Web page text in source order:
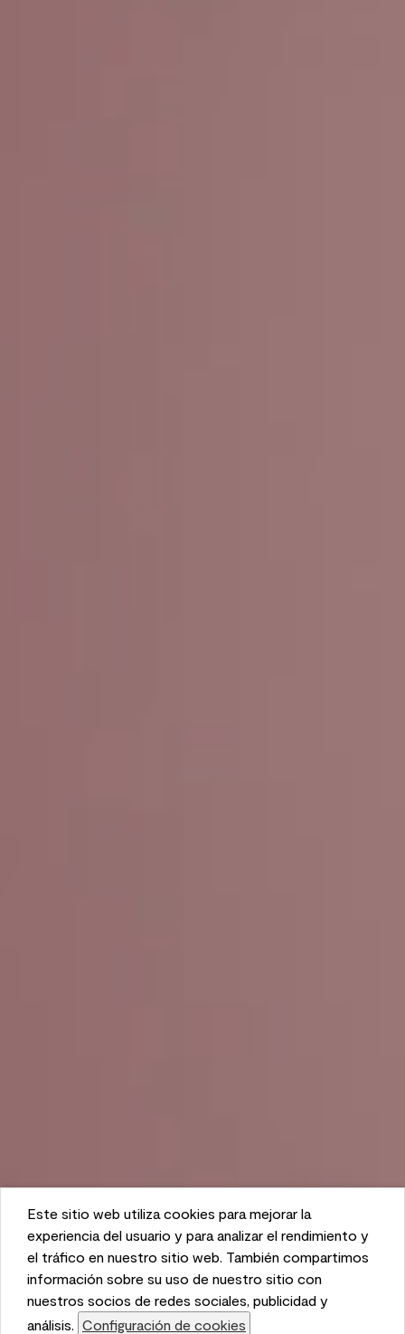
This website uses cookies to enhance user experience
and to analyze performance and traffic on our website.
We also share information about your use of our site
with our social media, advertising, and analytics
partners. Cookie Settings
Este sitio web utiliza cookies para mejorar la
experiencia del usuario y para analizar el rendimiento y
el tráfico en nuestro sitio web. También compartimos
información sobre su uso de nuestro sitio con
nuestros socios de redes sociales, publicidad y
análisis. Configuración de cookies